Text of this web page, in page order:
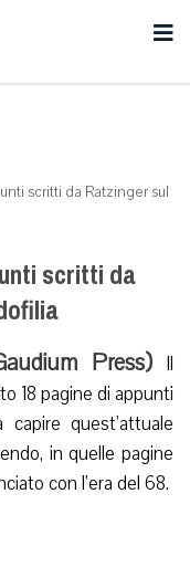
scritti da Ratzinger sul
scritti da
Press) Il
18 pagine di appunti
quest’attuale
in quelle pagine
con l’era del 68.